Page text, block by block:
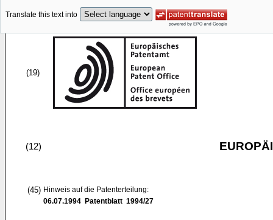
Translate this text into
(19)
(12)
(45) Hinweis auf die Patenterteilung:
06.07.1994 Patentblatt 1994/27